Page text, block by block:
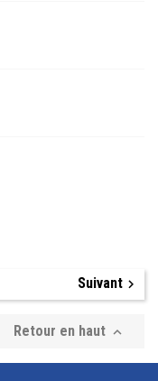
Suivant 
Retour en haut 